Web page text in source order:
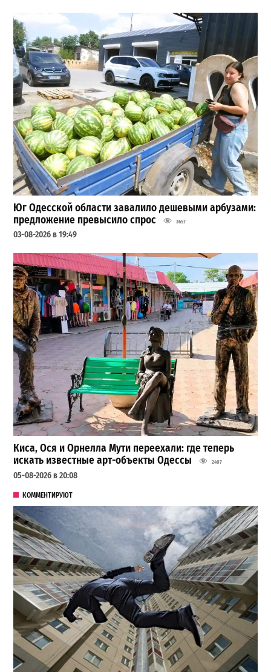
Юг Одесской области завалило дешевыми арбузами:
предложение превысило спрос
3657
03-08-2026 в 19:49
Киса, Ося и Орнелла Мути переехали: где теперь
искать известные арт-объекты Одессы
2407
05-08-2026 в 20:08
КОММЕНТИРУЮТ